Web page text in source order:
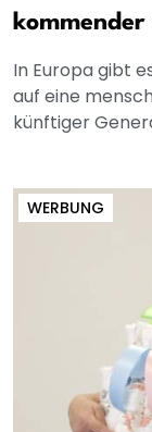
In Europa gibt
auf eine
künftiger
WERBUNG